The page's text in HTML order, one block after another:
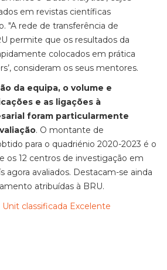
em revistas científicas
"A rede de transferência de
permite que os resultados da
colocados em prática
consideram os seus mentores.
da equipa, o volume e
e as ligações à
foram particularmente
. O montante de
para o quadriénio 2020-2023 é o
os 12 centros de investigação em
agora avaliados. Destacam-se ainda
atribuídas à BRU.